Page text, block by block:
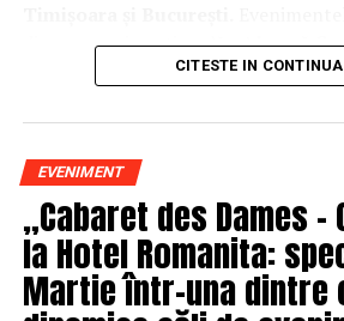
campania națională„Aleg să
inițiativă care combină sesiuni de
prezentă, cu numele tău și cu
public.
La Cluj-Napoca, sesiunile foto au
fotografi profesioniști:Valentina
(lightsun.ro) șiDeni Sîrb(DA
cu 18 ani de carieră în vânzări în
CITESTE IN
EVENIMENT
„Cabaret des Dames –
la Hotel Romanita:
Martie într-una dintre